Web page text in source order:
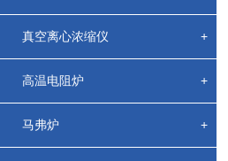
真空离心浓缩仪 +
高温电阻炉 +
马弗炉 +